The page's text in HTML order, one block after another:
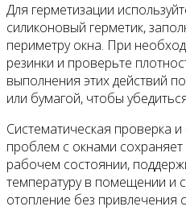
Для герметизации
силиконовый герметик,
периметру окна. При
резинки и проверьте
выполнения этих действий
или бумагой, чтобы
Систематическая проверка
проблем с окнами
рабочем состоянии,
температуру в помещении и
отопление без привлечения